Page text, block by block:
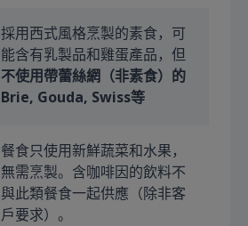
採用西式風格烹製的素食，可
能含有乳製品和雞蛋產品，但
不使用帶蕾絲網（非素食）的
Brie, Gouda, Swiss等
餐食只使用新鮮蔬菜和水果，
無需烹製。含咖啡因的飲料不
與此類餐食一起供應（除非客
戶要求）。